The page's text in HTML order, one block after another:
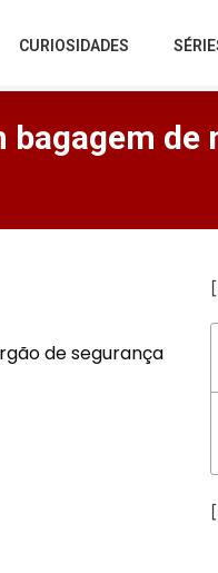
CURIOSIDADES
de
de segurança